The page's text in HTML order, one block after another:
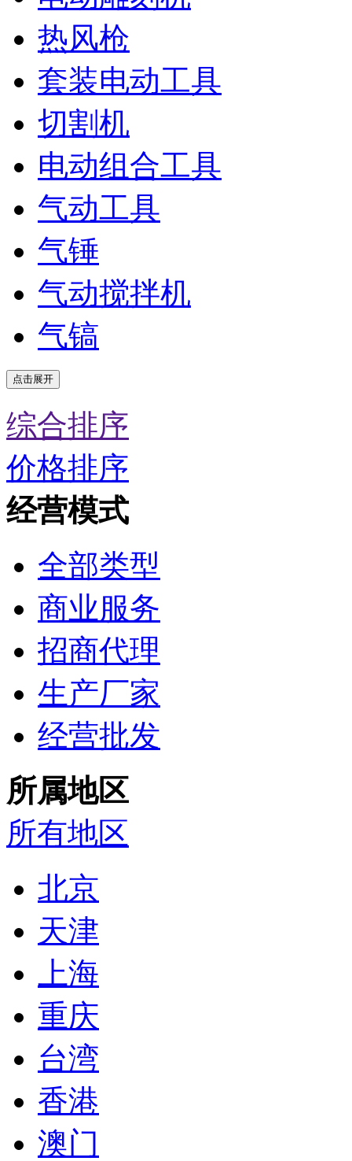
热风枪
套装电动工具
切割机
电动组合工具
气动工具
气锤
气动搅拌机
气镐
点击展开
综合排序
价格排序
经营模式
全部类型
商业服务
招商代理
生产厂家
经营批发
所属地区
所有地区
北京
天津
上海
重庆
台湾
香港
澳门